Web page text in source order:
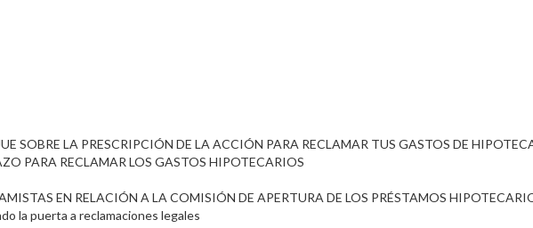
SOBRE LA PRESCRIPCIÓN DE LA ACCIÓN PARA RECLAMAR TUS GASTOS DE
PARA RECLAMAR LOS GASTOS HIPOTECARIOS
EN RELACIÓN A LA COMISIÓN DE APERTURA DE LOS PRÉSTAMOS
la puerta a reclamaciones legales